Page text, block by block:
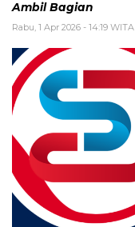
Ambil Bagian
Rabu, 1 Apr 2026 - 14:19 WITA